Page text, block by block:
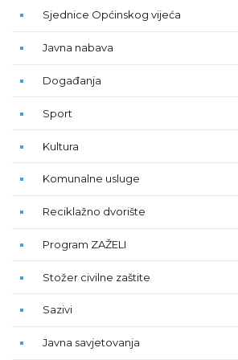
Sjednice Općinskog vijeća
Javna nabava
Događanja
Sport
Kultura
Komunalne usluge
Reciklažno dvorište
Program ZAŽELI
Stožer civilne zaštite
Sazivi
Javna savjetovanja